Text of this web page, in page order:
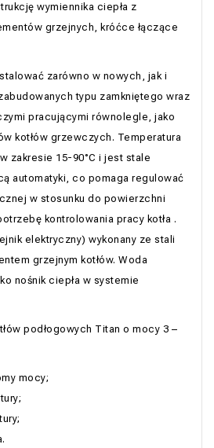
wymiennika ciepła z
grzejnych, króćce łączące
zarówno w nowych, jak i
typu zamkniętego wraz
pracującymi równolegle, jako
kotłów grzewczych. Temperatura
zakresie 15-90°С i jest stale
automatyki, co pomaga regulować
w stosunku do powierzchni
kontrolowania pracy kotła .
elektryczny) wykonany ze stali
grzejnym kotłów. Woda
nośnik ciepła w systemie
podłogowych Titan o mocy 3 –
mocy;